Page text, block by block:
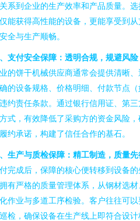
系到企业的生产效率和产品质量。
能获得高性能的设备，更能享受到
全与生产顺畅。
支付安全保障：透明合规，规避风险
的饼干机械供应商通常会提供清晰
的设备规格、价格明细、付款节点
约责任条款。通过银行信用证、第
式，有效降低了采购方的资金风险
约承诺，构建了信任合作的基石。
生产与质检保障：精工制造，质量先
完成后，保障的核心便转移到设备
有严格的质量管理体系，从钢材选
作业与多道工序检验。客户往往可
检，确保设备在生产线上即符合设